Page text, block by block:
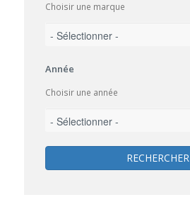
Choisir une marque
Année
Choisir une année
RECHERCHER